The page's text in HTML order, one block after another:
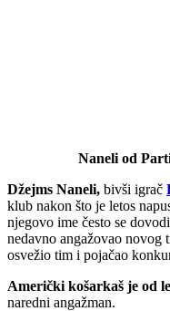
Naneli od
Džejms Naneli, bivši igrač
klub nakon što je letos
njegovo ime često se
nedavno angažovao novog
osvežio tim i pojačao
Američki košarkaš je od
naredni angažman.